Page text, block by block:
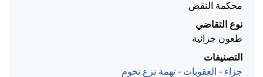
محكمة النقض
نوع التقاضي
طعون جزائية
التصنيفات
جزاء - العقوبات - تهمة نزع تخوم